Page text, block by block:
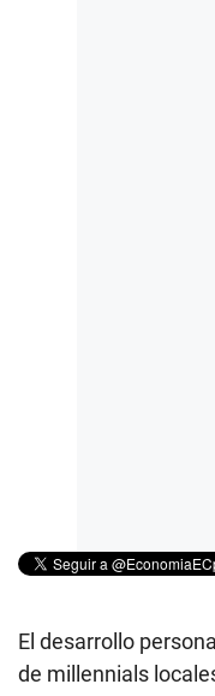
El desarrollo
de millennials